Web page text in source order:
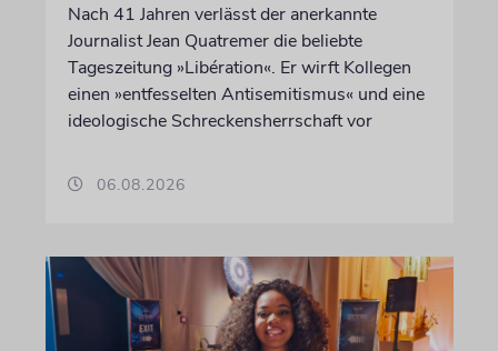
Nach 41 Jahren verlässt der anerkannte
Journalist Jean Quatremer die beliebte
Tageszeitung »Libération«. Er wirft Kollegen
einen »entfesselten Antisemitismus« und eine
ideologische Schreckensherrschaft vor
06.08.2026